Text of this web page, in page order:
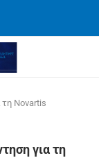
Novartis
για τη